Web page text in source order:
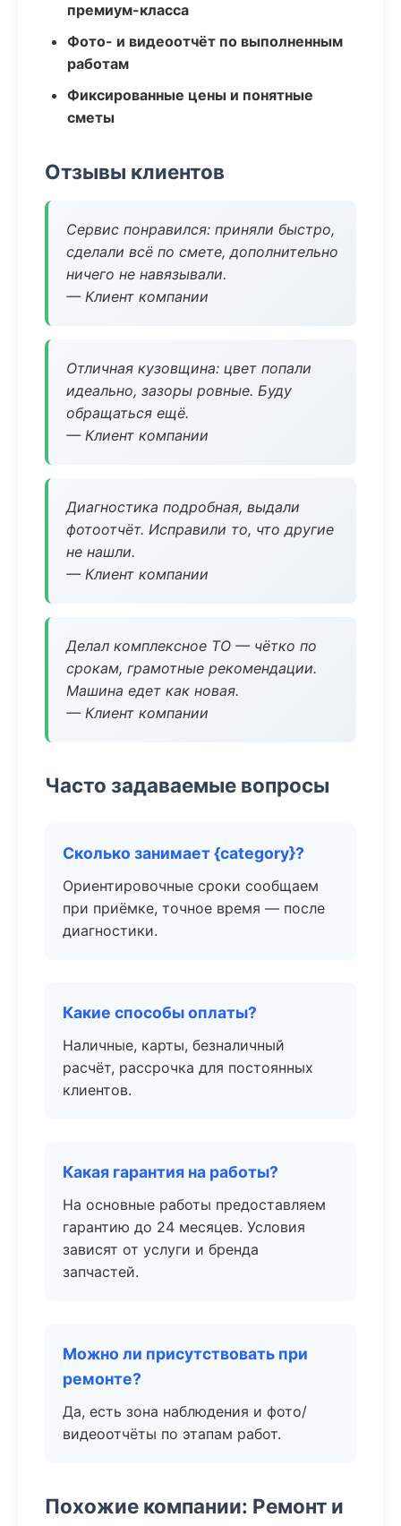
премиум-класса
Фото- и видеоотчёт по выполненным
работам
Фиксированные цены и понятные
сметы
Отзывы клиентов
Сервис понравился: приняли быстро,
сделали всё по смете, дополнительно
ничего не навязывали.
— Клиент компании
Отличная кузовщина: цвет попали
идеально, зазоры ровные. Буду
обращаться ещё.
— Клиент компании
Диагностика подробная, выдали
фотоотчёт. Исправили то, что другие
не нашли.
— Клиент компании
Делал комплексное ТО — чётко по
срокам, грамотные рекомендации.
Машина едет как новая.
— Клиент компании
Часто задаваемые вопросы
Сколько занимает {category}?
Ориентировочные сроки сообщаем
при приёмке, точное время — после
диагностики.
Какие способы оплаты?
Наличные, карты, безналичный
расчёт, рассрочка для постоянных
клиентов.
Какая гарантия на работы?
На основные работы предоставляем
гарантию до 24 месяцев. Условия
зависят от услуги и бренда
запчастей.
Можно ли присутствовать при
ремонте?
Да, есть зона наблюдения и фото/
видеоотчёты по этапам работ.
Похожие компании: Ремонт и